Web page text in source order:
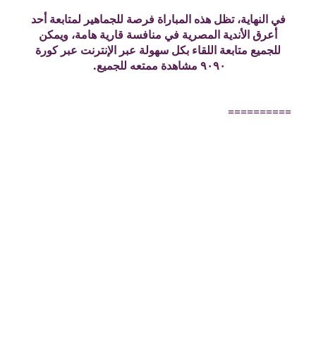
في النهاية، تظل هذه المباراة فرصة للجماهير لمتابعة أحد
أعرق الأندية المصرية في منافسة قارية هامة، ويمكن
للجميع متابعة اللقاء بكل سهولة عبر الإنترنت عبر كورة
٩٠٩٠ مشاهدة ممتعه للجميع.
==========